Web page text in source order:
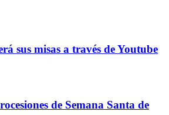
sus misas a través de Youtube
de Semana Santa de